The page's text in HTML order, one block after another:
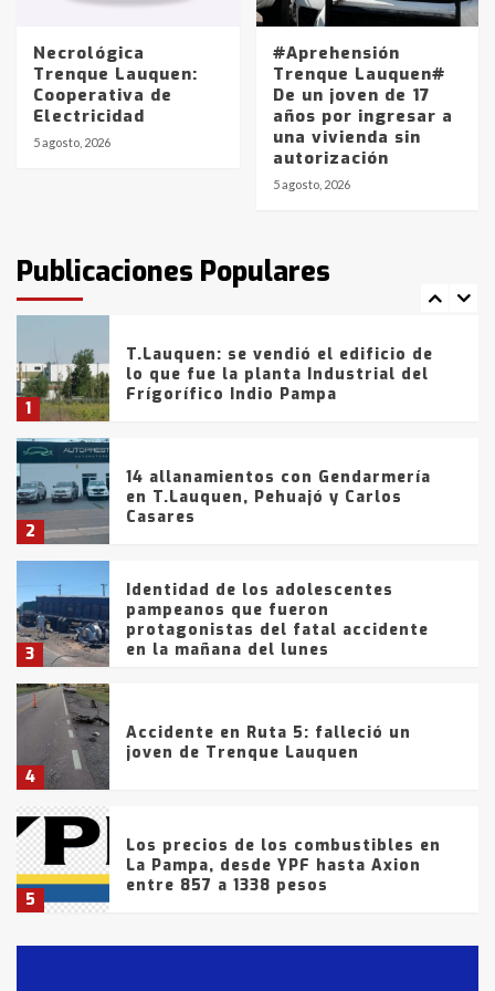
Necrológica
Trenque Lauquen:
Cooperativa de
Electricidad
5 agosto, 2026
#Aprehensión
Trenque Lauquen#
De un joven de 17
años por ingresar a
una vivienda sin
autorización
5 agosto, 2026
Publicaciones Populares
La Pampa, desde YPF hasta Axion
entre 857 a 1338 pesos
La Bolsa de Cereales de Bahía
Blanca anticipa que Agosto vendrá
con lluvias y heladas, en gran parte
fueron detenidos por
comercialización de drogas en la
tarde del sábado
1
T.Lauquen: se vendió el edificio de
lo que fue la planta Industrial del
Frígorífico Indio Pampa
2
14 allanamientos con Gendarmería
en T.Lauquen, Pehuajó y Carlos
Casares
3
Identidad de los adolescentes
pampeanos que fueron
protagonistas del fatal accidente
en la mañana del lunes
4
Accidente en Ruta 5: falleció un
joven de Trenque Lauquen
5
Los precios de los combustibles en
La Pampa, desde YPF hasta Axion
entre 857 a 1338 pesos